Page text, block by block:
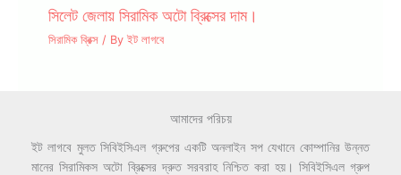
সিলেট জেলায় সিরামিক অটো ব্রিক্সের দাম।
সিরামিক ব্রিক্স / Byইট লাগবে
আমাদের পরিচয়
ইট লাগবে মুলত সিবিইসিএল গ্রুপের একটি অনলাইন সপ যেখানে কোম্পানির উন্নত
মানের সিরামিকস অটো ব্রিক্সের দ্রুত সরবরাহ নিশ্চিত করা হয়। সিবিইসিএল গ্রুপ